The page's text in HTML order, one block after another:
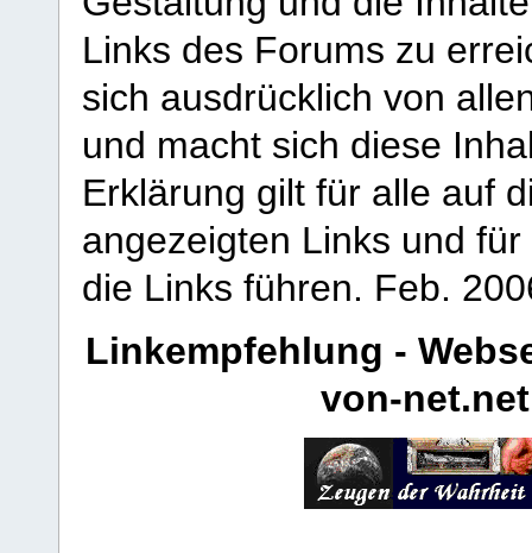
Links des Forums zu
sich ausdrücklich von
und macht sich diese
Erklärung gilt für alle auf
angezeigten Links und
die Links führen. Feb.
Linkempfehlung -
von-net.net